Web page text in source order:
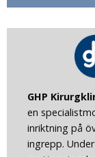
GHP
en
inriktning på
ingrepp.